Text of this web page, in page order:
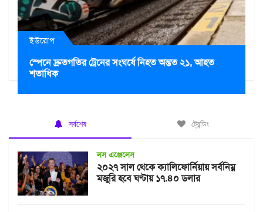
ইউরোপ
স্পেনে দ্রুতগতির ট্রেনের সংঘর্ষে নিহত অন্তত ২১, আহত
শতাধিক
সর্বশেষ ট্রেন্ডিং
লস এঞ্জেলেস
২০২৭ সাল থেকে ক্যালিফোর্নিয়ায় সর্বনিম্ন
মজুরি হবে ঘণ্টায় ১৭.৪০ ডলার